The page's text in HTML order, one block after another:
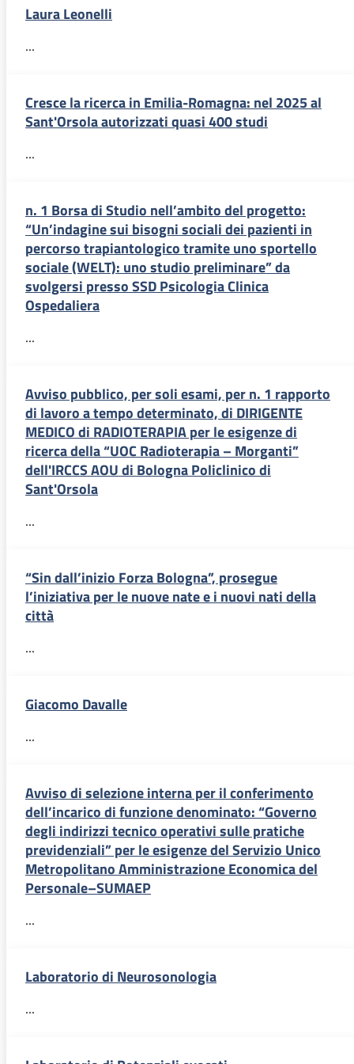
Laura Leonelli
...
Cresce la ricerca in Emilia-Romagna: nel 2025 al
Sant'Orsola autorizzati quasi 400 studi
...
n. 1 Borsa di Studio nell’ambito del progetto:
“Un’indagine sui bisogni sociali dei pazienti in
percorso trapiantologico tramite uno sportello
sociale (WELT): uno studio preliminare” da
svolgersi presso SSD Psicologia Clinica
Ospedaliera
...
Avviso pubblico, per soli esami, per n. 1 rapporto
di lavoro a tempo determinato, di DIRIGENTE
MEDICO di RADIOTERAPIA per le esigenze di
ricerca della “UOC Radioterapia – Morganti”
dell'IRCCS AOU di Bologna Policlinico di
Sant'Orsola
...
“Sin dall’inizio Forza Bologna”, prosegue
l’iniziativa per le nuove nate e i nuovi nati della
città
...
Giacomo Davalle
...
Avviso di selezione interna per il conferimento
dell’incarico di funzione denominato: “Governo
degli indirizzi tecnico operativi sulle pratiche
previdenziali” per le esigenze del Servizio Unico
Metropolitano Amministrazione Economica del
Personale–SUMAEP
...
Laboratorio di Neurosonologia
...